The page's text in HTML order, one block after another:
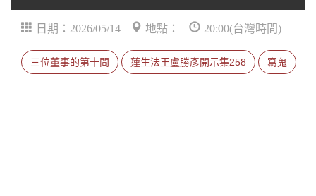
日期：2026/05/14 地點： 20:00(台灣時間)
三位董事的第十問 蓮生法王盧勝彥開示集258 寫鬼